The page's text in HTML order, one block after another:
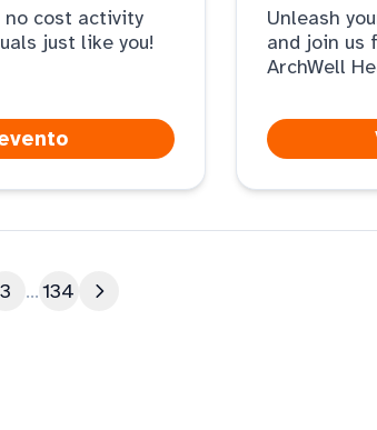
cost activity
just like you!
Unleash
and join us
ArchWell
3 ... 134 Siguiente página